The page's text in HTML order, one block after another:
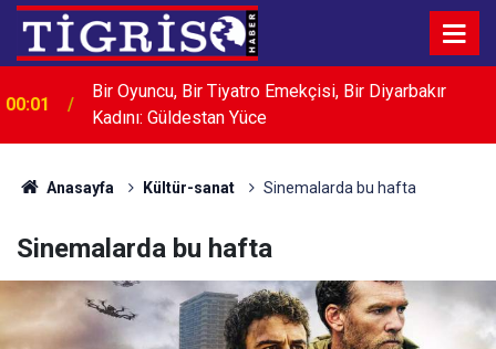
00:01 LABORATUVAR HİZMETİ ALINACAKTIR
Anasayfa Kültür-sanat Sinemalarda bu hafta
Sinemalarda bu hafta